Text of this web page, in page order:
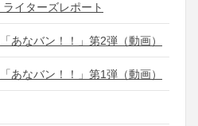
イターズレポート
あなバン！！」第2弾（動画）
あなバン！！」第1弾（動画）